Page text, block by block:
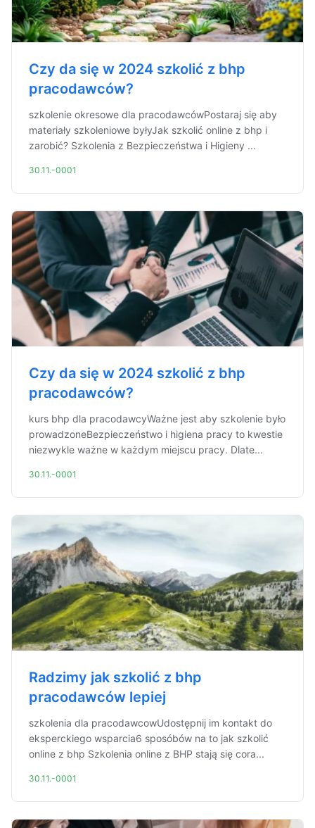
Czy da się w 2024 szkolić z bhp
pracodawców?
szkolenie okresowe dla pracodawcówPostaraj się aby
materiały szkoleniowe byłyJak szkolić online z bhp i
zarobić? Szkolenia z Bezpieczeństwa i Higieny ...
30.11.-0001
Czy da się w 2024 szkolić z bhp
pracodawców?
kurs bhp dla pracodawcyWażne jest aby szkolenie było
prowadzoneBezpieczeństwo i higiena pracy to kwestie
niezwykle ważne w każdym miejscu pracy. Dlate...
30.11.-0001
Radzimy jak szkolić z bhp
pracodawców lepiej
szkolenia dla pracodawcowUdostępnij im kontakt do
eksperckiego wsparcia6 sposóbów na to jak szkolić
online z bhp Szkolenia online z BHP stają się cora...
30.11.-0001